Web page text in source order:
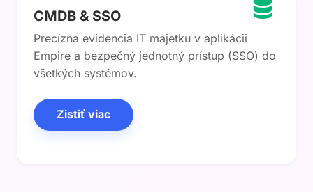
CMDB & SSO
Precízna evidencia IT majetku v aplikácii
Empire a bezpečný jednotný prístup (SSO) do
všetkých systémov.
Zistiť viac